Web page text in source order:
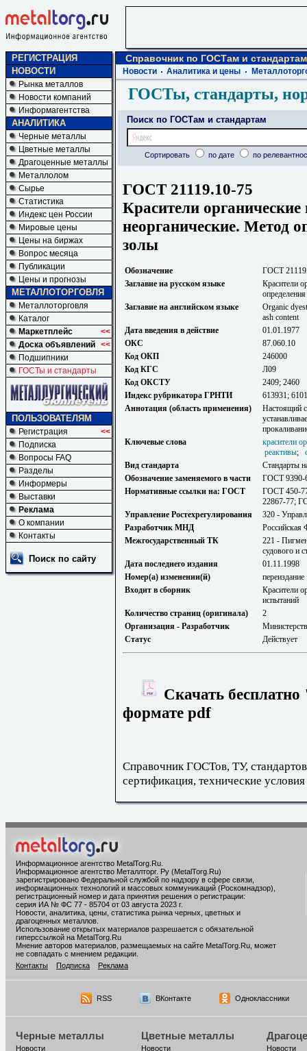
РЕГИСТРАЦИЯ
НОВОСТИ
Рынка металлов
Новости компаний
Информагентства
АНАЛИТИКА
Черные металлы
Цветные металлы
Драгоценные металлы
Металлолом
Сырье
Статистика
Индекс цен России
Мировые цены
Цены на биржах
Вопрос месяца
Публикации
Цены и прогнозы
МЕТАЛЛОТОРГОВЛЯ
Металлоторговля
Каталог
Маркетплейс
<<
Доска объявлений <<
Подшипники
ГОСТы и стандарты
ПОЛЬЗОВАТЕЛЯМ
Регистрация
<<
Подписка
Вопросы FAQ
Разделы
Информеры
Выставки
Реклама
О компании
Контакты
Поиск по сайту
Справочник по ГОСТам и стандартам
Новости Аналитика и цены
ГОСТы, стандарты,
Поиск по ГОСТам и стандартам
Сортировать по дате по
ГОСТ 21119.10-75
Красители
неорганические. Метод
золы
Обозначение
ГОСТ
Заглавие на русском языке
Красители
Заглавие на английском языке
Organic
ash content
Дата введения в действие
01.01.1977
ОКС
87.060.10
Код ОКП
246000
Код КГС
Л09
Код ОКСТУ
2409; 2460
Индекс рубрикатора ГРНТИ
613931;
Аннотация (область применения)
Настоящий
Ключевые слова
красители
реактивы;
Вид стандарта
Стандарты
Обозначение заменяемого в части
ГОСТ 9390-
Нормативные ссылки на: ГОСТ
ГОСТ 450-
22867-77;
Управление Ростехрегулирования
320 -
Разработчик МНД
Российская
Межгосударственный ТК
221 -
судового и
Дата последнего издания
01.11.1998
Номер(а) изменении(й)
переиздание
Входит в сборник
Красители
испытаний
Количество страниц (оригинала)
2
Организация - Разработчик
Статус
Действует
Скачать
формате pdf
Справочник ГОСТов, ТУ,
сертификация, технические условия
Информационное агентство MetalTorg.Ru
Информационное агентство Металлторг. Ру (MetalTorg.Ru)
зарегистрировано Федеральной службой по надзору в сфере связи,
информационных технологий и массовых коммуникаций (Роскомнадзор),
регистрационный номер и дата принятия решения о регистрации:
серия ИА № ФС 77 - 85704 от 03 августа 2023 г.
Новости, аналитика, цены, статистика рынка черных, цветных и
драгоценных металлов.
Использование открытых материалов разрешается с обязательной
гиперссылкой на MetalTorg.Ru
Мнение авторов материалов, размещаемых на сайте MetalTorg.Ru, может
не совпадать с мнением редакции.
Контакты
Подписка Реклама
RSS ВКонтакте Одноклассники
Черные металлы
Новости
Цветные металлы
Новости
Новости